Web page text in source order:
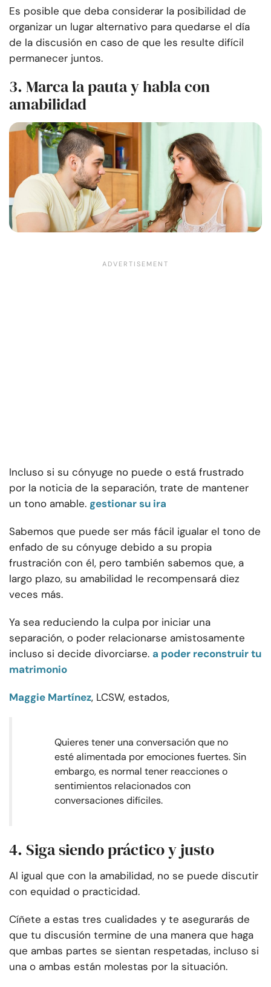
Es posible que deba considerar la posibilidad de
organizar un lugar alternativo para quedarse el día
de la discusión en caso de que les resulte difícil
permanecer juntos.
3. Marca la pauta y habla con
amabilidad
Incluso si su cónyuge no puede o está frustrado
por la noticia de la separación, trate de mantener
un tono amable. gestionar su ira
Sabemos que puede ser más fácil igualar el tono de
enfado de su cónyuge debido a su propia
frustración con él, pero también sabemos que, a
largo plazo, su amabilidad le recompensará diez
veces más.
Ya sea reduciendo la culpa por iniciar una
separación, o poder relacionarse amistosamente
incluso si decide divorciarse. a poder reconstruir tu
matrimonio
Maggie Martínez, LCSW, estados,
Quieres tener una conversación que no
esté alimentada por emociones fuertes. Sin
embargo, es normal tener reacciones o
sentimientos relacionados con
conversaciones difíciles.
4. Siga siendo práctico y justo
Al igual que con la amabilidad, no se puede discutir
con equidad o practicidad.
Cíñete a estas tres cualidades y te asegurarás de
que tu discusión termine de una manera que haga
que ambas partes se sientan respetadas, incluso si
una o ambas están molestas por la situación.